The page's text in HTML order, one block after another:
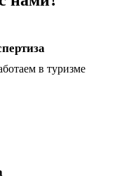
в туризме